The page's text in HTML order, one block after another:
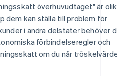
överhuvudtaget" är
dem kan ställa till problem för
i andra delstater behöver
förbindelseregler och
om du når